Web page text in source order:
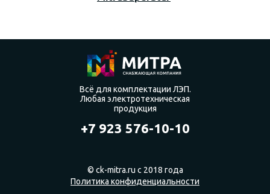
Всё для комплектации ЛЭП.
Любая электротехническая
продукция
+7 923 576-10-10
© ck-mitra.ru с 2018 года
Политика конфиденциальности